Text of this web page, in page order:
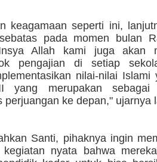
keagamaan seperti ini,
pada momen bulan
Allah kami juga akan
pengajian di setiap
nilai-nilai Islami
yang merupakan sebagai
perjuangan ke depan," ujarnya
Santi, pihaknya ingin
kegiatan nyata bahwa